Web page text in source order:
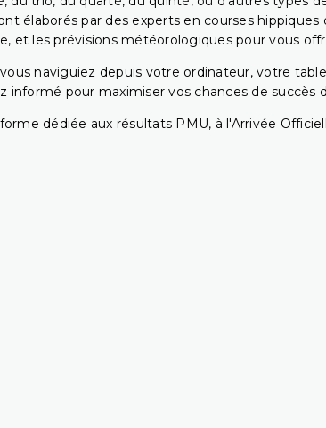
élaborés par des experts en courses
et les prévisions météorologiques pour vous
naviguiez depuis votre ordinateur, votre
pour maximiser vos chances de succès
dédiée aux résultats PMU, à l'Arrivée